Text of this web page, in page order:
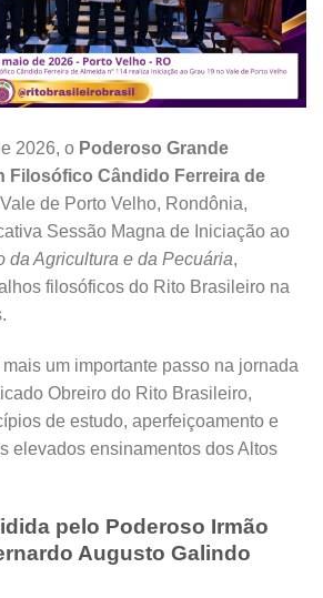
2026, o Poderoso Grande
Filosófico Cândido Ferreira de
de Porto Velho, Rondônia,
Sessão Magna de Iniciação ao
da Agricultura e da Pecuária,
filosóficos do Rito Brasileiro na
um importante passo na jornada
Obreiro do Rito Brasileiro,
de estudo, aperfeiçoamento e
elevados ensinamentos dos Altos
pelo Poderoso Irmão
Augusto Galindo